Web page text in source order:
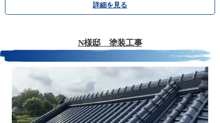
詳細を見る
N様邸 塗装工事